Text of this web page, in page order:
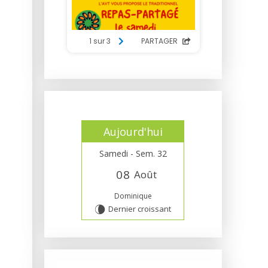
Aujourd'hui
Samedi - Sem. 32
08 Août
Dominique
V Dernier croissant